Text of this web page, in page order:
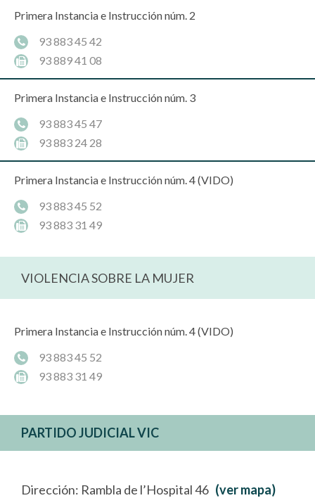
Primera Instancia e Instrucción núm. 2
93 883 45 42
93 889 41 08
Primera Instancia e Instrucción núm. 3
93 883 45 47
93 883 24 28
Primera Instancia e Instrucción núm. 4 (VIDO)
93 883 45 52
93 883 31 49
VIOLENCIA SOBRE LA MUJER
Primera Instancia e Instrucción núm. 4 (VIDO)
93 883 45 52
93 883 31 49
PARTIDO JUDICIAL VIC
Dirección: Rambla de l’Hospital 46 (ver mapa)